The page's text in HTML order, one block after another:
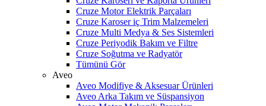
Cruze Motor Elektrik Parçaları
Cruze Karoser iç Trim Malzemeleri
Cruze Multi Medya & Ses Sistemleri
Cruze Periyodik Bakım ve Filtre
Cruze Soğutma ve Radyatör
Tümünü Gör
Aveo
Aveo Modifiye & Aksesuar Ürünleri
Aveo Arka Takım ve Süspansiyon